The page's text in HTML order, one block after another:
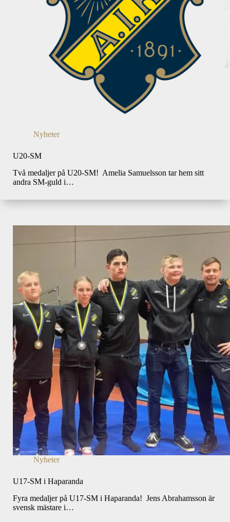
Nyheter
U20-SM
Två medaljer på U20-SM! Amelia Samuelsson tar hem sitt
andra SM-guld i…
Nyheter
U17-SM i Haparanda
Fyra medaljer på U17-SM i Haparanda! Jens Abrahamsson är
svensk mästare i…